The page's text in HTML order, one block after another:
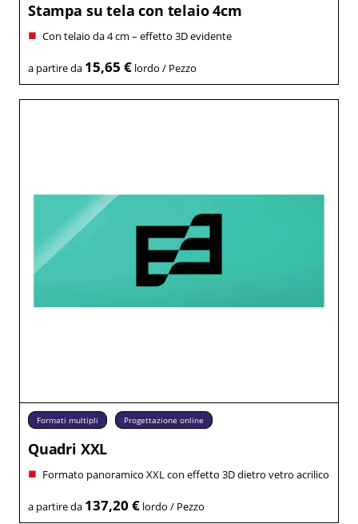
Stampa su tela con telaio 4cm
Con telaio da 4 cm – effetto 3D evidente
a partire da 15,65 €lordo / Pezzo
Formati multipli Progettazione online
Quadri XXL
Formato panoramico XXL con effetto 3D dietro vetro acrilico
a partire da 137,20 €lordo / Pezzo